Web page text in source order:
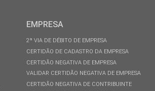
EMPRESA
2ª VIA DE DÉBITO DE EMPRESA
CERTIDÃO DE CADASTRO DA EMPRESA
CERTIDÃO NEGATIVA DE EMPRESA
VALIDAR CERTIDÃO NEGATIVA DE EMPRESA
CERTIDÃO NEGATIVA DE CONTRIBUINTE